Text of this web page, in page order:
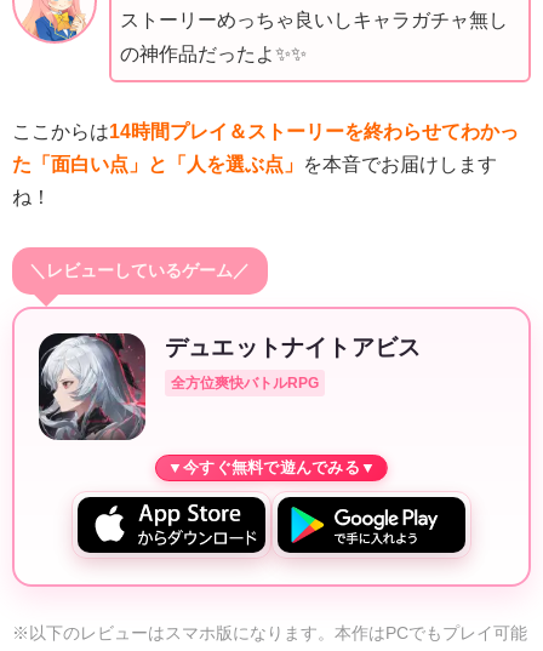
ストーリーめっちゃ良いしキャラガチャ無し
の神作品だったよ✨️✨️
ここからは14時間プレイ＆ストーリーを終わらせてわかっ
た「面白い点」と「人を選ぶ点」 を本音でお届けします
ね！
＼レビューしているゲーム／
デュエットナイトアビス
全方位爽快バトルRPG
※以下のレビューはスマホ版になります。本作はPCでもプレイ可能